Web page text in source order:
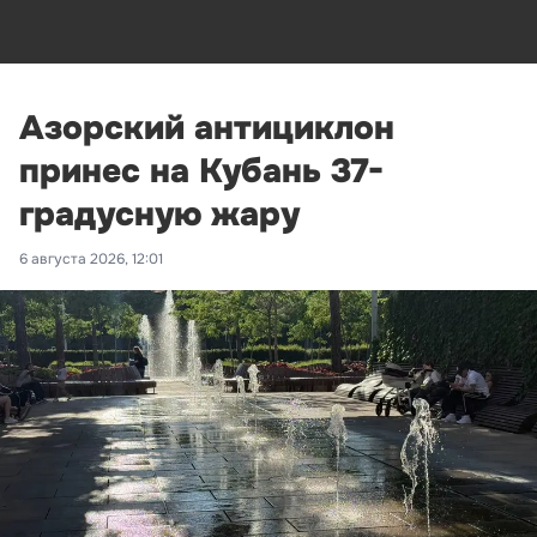
Азорский антициклон
принес на Кубань 37-
градусную жару
6 августа 2026, 12:01